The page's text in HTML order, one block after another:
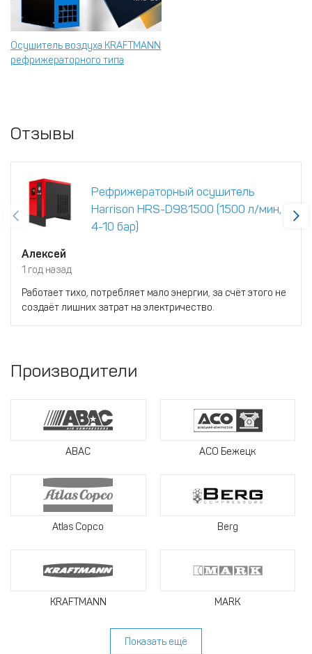
Осушитель воздуха KRAFTMANN
рефрижераторного типа
Отзывы
Рефрижераторный осушитель
Harrison HRS-D981500 (1500 л/мин,
4-10 бар)
Алексей
1 год назад
Работает тихо, потребляет мало энергии, за счёт этого не
создаёт лишних затрат на электричество.
Производители
ABAC АСО Бежецк
Atlas Copco Berg
KRAFTMANN MARK
Показать ещё